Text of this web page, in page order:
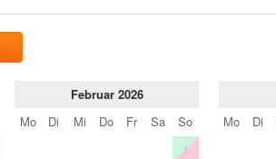
Februar 2026
Mo
Di Mi Do Fr Sa
So
1
Mo
Di